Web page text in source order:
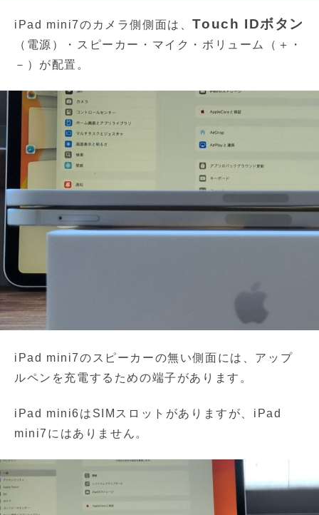
iPad mini7のカメラ側側面は、Touch IDボタン
（電源）・スピーカー・マイク・ボリューム（＋・
－）が配置。
iPad mini7のスピーカーの無い側面には、アップ
ルペンを充電するための端子があります。
iPad mini6はSIMスロットがありますが、iPad
mini7にはありません。